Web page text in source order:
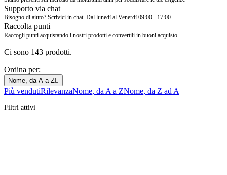
Supporto via chat
Bisogno di aiuto? Scrivici in chat. Dal lunedì al Venerdì 09:00 - 17:00
Raccolta punti
Raccogli punti acquistando i nostri prodotti e convertili in buoni acquisto
Ci sono 143 prodotti.
Ordina per:
Nome, da A a Z
Più vendutiRilevanzaNome, da A a ZNome, da Z ad A
Filtri attivi